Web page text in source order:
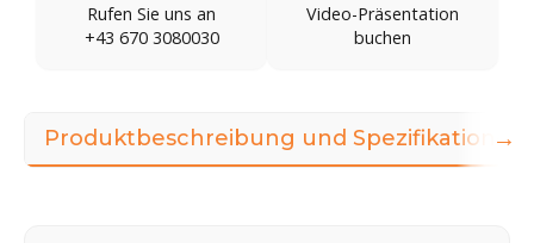
Rufen Sie uns an
+43 670 3080030
Video-Präsentation
buchen
Produktbeschreibung und Spezifikationen
→